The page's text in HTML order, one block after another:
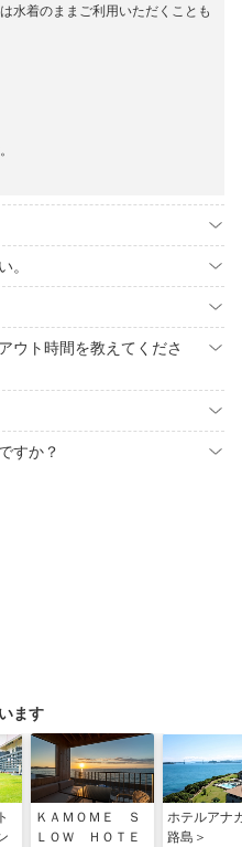
水着のままご利用いただくことも
。
ウト時間を教えてくださ
すか？
ます
ＫＡＭＯＭＥ Ｓ
ＬＯＷ ＨＯＴＥ
ホテルアナ
路島＞